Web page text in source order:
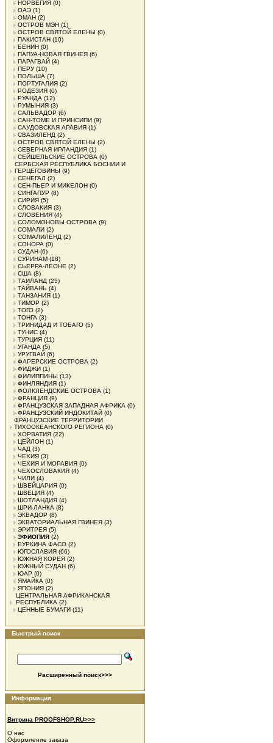
НОРВЕГИЯ (0)
ОАЭ (1)
ОМАН (2)
ОСТРОВ МЭН (1)
ОСТРОВ СВЯТОЙ ЕЛЕНЫ (0)
ПАКИСТАН (10)
БЕНИН (0)
ПАПУА-НОВАЯ ГВИНЕЯ (6)
ПАРАГВАЙ (4)
ПЕРУ(10)
ПОЛЬША (7)
ПОРТУГАЛИЯ (2)
РОДЕЗИЯ (0)
РУАНДА (12)
РУМЫНИЯ (3)
САЛЬВАДОР (6)
САН-ТОМЕ И ПРИНСИПИ (9)
САУДОВСКАЯ АРАВИЯ (1)
СВАЗИЛЕНД (2)
ОСТРОВ СВЯТОЙ ЕЛЕНЫ (2)
СЕВЕРНАЯ ИРЛАНДИЯ (1)
СЕЙШЕЛЬСКИЕ ОСТРОВА (0)
СЕРБСКАЯ РЕСПУБЛИКА БОСНИИ И
ГЕРЦЕГОВИНЫ (9)
СЕНЕГАЛ (2)
СЕН-ПЬЕР И МИКЕЛОН (0)
СИНГАПУР (8)
СИРИЯ (5)
СЛОВАКИЯ (3)
СЛОВЕНИЯ (4)
СОЛОМОНОВЫ ОСТРОВА (9)
СОМАЛИ (2)
СОМАЛИЛЕНД (2)
СОНОРА (0)
СУДАН (6)
СУРИНАМ (18)
СЬЕРРА-ЛЕОНЕ (2)
США (8)
ТАИЛАНД (25)
ТАЙВАНЬ (4)
ТАНЗАНИЯ (1)
ТИМОР (2)
ТОГО (2)
ТОНГА (3)
ТРИНИДАД И ТОБАГО (5)
ТУНИС (4)
ТУРЦИЯ (11)
УГАНДА (5)
УРУГВАЙ (6)
ФАРЕРСКИЕ ОСТРОВА (2)
ФИДЖИ (1)
ФИЛИППИНЫ (13)
ФИНЛЯНДИЯ (1)
ФОЛКЛЕНДСКИЕ ОСТРОВА (1)
ФРАНЦИЯ (9)
ФРАНЦУЗСКАЯ ЗАПАДНАЯ АФРИКА (0)
ФРАНЦУЗСКИЙ ИНДОКИТАЙ (0)
ФРАНЦУЗСКИЕ ТЕРРИТОРИИ
ТИХООКЕАНСКОГО РЕГИОНА (0)
ХОРВАТИЯ (22)
ЦЕЙЛОН (1)
ЧАД (3)
ЧЕХИЯ (3)
ЧЕХИЯ И МОРАВИЯ (0)
ЧЕХОСЛОВАКИЯ (4)
ЧИЛИ (4)
ШВЕЙЦАРИЯ (0)
ШВЕЦИЯ (4)
ШОТЛАНДИЯ (4)
ШРИ-ЛАНКА (8)
ЭКВАДОР (8)
ЭКВАТОРИАЛЬНАЯ ГВИНЕЯ (3)
ЭРИТРЕЯ (5)
ЭФИОПИЯ (2)
БУРКИНА ФАСО (2)
ЮГОСЛАВИЯ (66)
ЮЖНАЯ КОРЕЯ (2)
ЮЖНЫЙ СУДАН (6)
ЮАР (0)
ЯМАЙКА (0)
ЯПОНИЯ (2)
ЦЕНТРАЛЬНАЯ АФРИКАНСКАЯ
РЕСПУБЛИКА (2)
ЦЕННЫЕ БУМАГИ (11)
Быстрый поиск
Расширенный поиск>>>
Информация
Витрина PROOFSHOP.RU>>>
О нас
Оформление заказа